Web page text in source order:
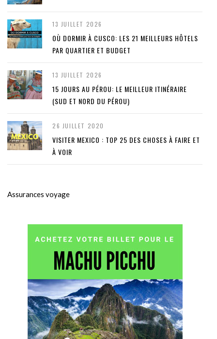
13 JUILLET 2026
OÙ DORMIR À CUSCO: LES 21 MEILLEURS HÔTELS
PAR QUARTIER ET BUDGET
13 JUILLET 2026
15 JOURS AU PÉROU: LE MEILLEUR ITINÉRAIRE
(SUD ET NORD DU PÉROU)
26 JUILLET 2020
VISITER MEXICO : TOP 25 DES CHOSES À FAIRE ET
À VOIR
Assurances voyage